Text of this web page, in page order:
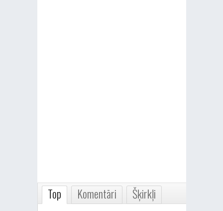
Top Komentāri Šķirkļi